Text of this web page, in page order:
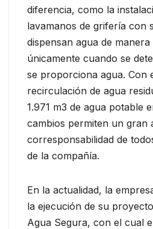
diferencia, como la
lavamanos de grifería con
dispensan agua de manera
únicamente cuando se
se proporciona agua. Con
recirculación de agua
1.971 m3 de agua potable
cambios permiten un gran
corresponsabilidad de
de la compañía.
En la actualidad, la
la ejecución de su
Agua Segura, con el cual